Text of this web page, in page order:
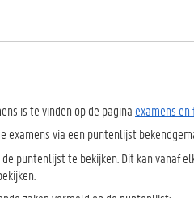
is te vinden op de pagina examens en
examens via een puntenlijst
de puntenlijst te bekijken. Dit kan vanaf